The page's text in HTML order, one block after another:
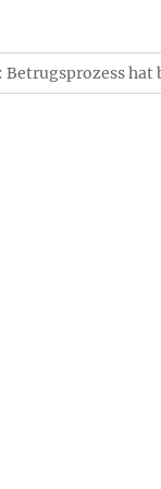
Betrugsprozess hat